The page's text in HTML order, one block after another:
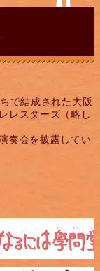
で結成された大阪
レスターズ（略し
奏会を披露してい